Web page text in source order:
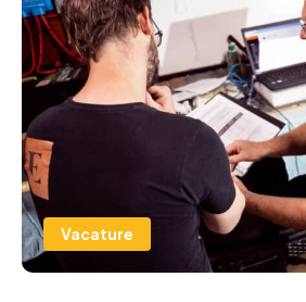
Vacature